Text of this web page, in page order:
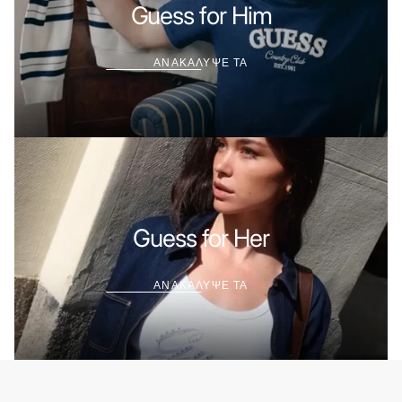
Guess for Him
ΑΝΑΚΑΛΥΨΕ ΤΑ
Guess for Her
ΑΝΑΚΑΛΥΨΕ ΤΑ
ΑΝΑΚΑΛΥΨΕ
ΤΑ